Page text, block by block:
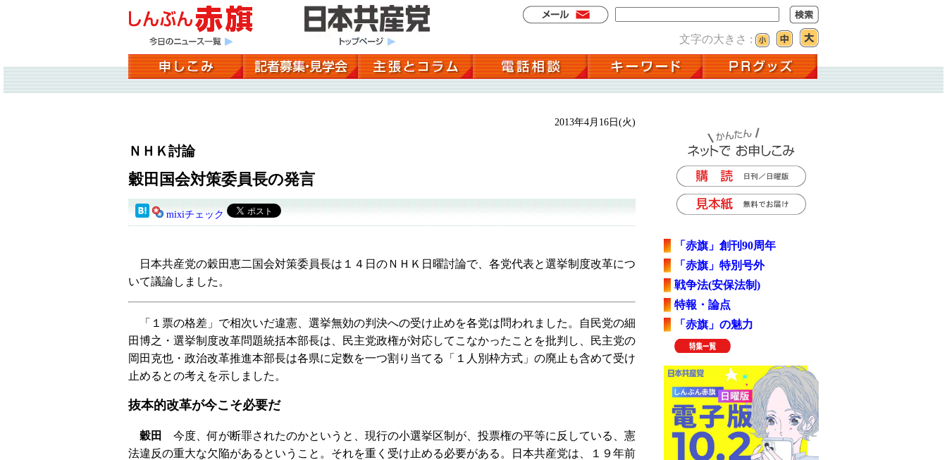
文字の大きさ :
2013年4月16日(火)
ＮＨＫ討論
穀田国会対策委員長の発言
mixiチェック
日本共産党の穀田恵二国会対策委員長は１４日のＮＨＫ日曜討論で、各党代表と選挙制度改革につ
いて議論しました。
「１票の格差」で相次いだ違憲、選挙無効の判決への受け止めを各党は問われました。自民党の細
田博之・選挙制度改革問題統括本部長は、民主党政権が対応してこなかったことを批判し、民主党の
岡田克也・政治改革推進本部長は各県に定数を一つ割り当てる「１人別枠方式」の廃止も含めて受け
止めるとの考えを示しました。
抜本的改革が今こそ必要だ
穀田
今度、何が断罪されたのかというと、現行の小選挙区制が、投票権の平等に反している、憲
法違反の重大な欠陥があるということ。それを重く受け止める必要がある。日本共産党は、１９年前
「赤旗」創刊90周年
「赤旗」特別号外
戦争法(安保法制)
特報・論点
「赤旗」の魅力